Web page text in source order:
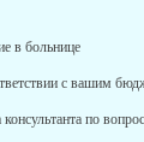
в больнице
с вашим
по